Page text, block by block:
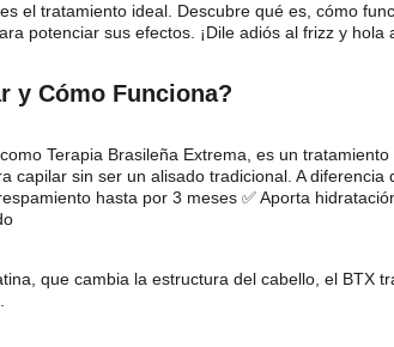
el tratamiento ideal. Descubre qué es, cómo
potenciar sus efectos. ¡Dile adiós al frizz y hola
y Cómo Funciona?
Terapia Brasileña Extrema, es un
capilar sin ser un alisado tradicional. A diferencia
hasta por 3 meses ✅ Aporta
que cambia la estructura del cabello, el BTX